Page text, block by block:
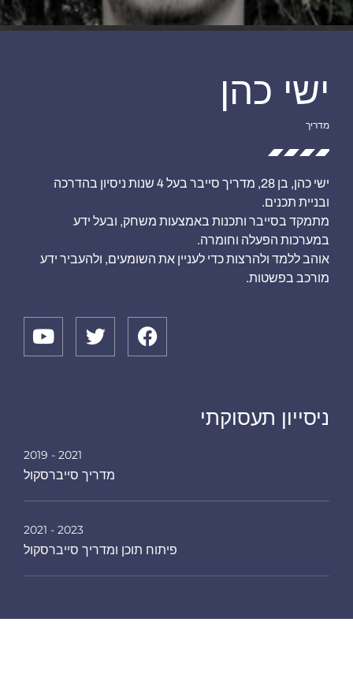
ישי כהן
מדריך
ישי כהן, בן 28, מדריך סייבר בעל 4 שנות ניסיון בהדרכה
ובניית תכנים.
מתמקד בסייבר ותכנות באמצעות משחק, ובעל ידע
במערכות הפעלה וחומרה.
אוהב ללמד ולהרצות כדי לעניין את השומעים, ולהעביר ידע
מורכב בפשטות.
ניסייון תעסוקתי
2021 - 2019
מדריך סייברסקול
2023 - 2021
פיתוח תוכן ומדריך סייברסקול